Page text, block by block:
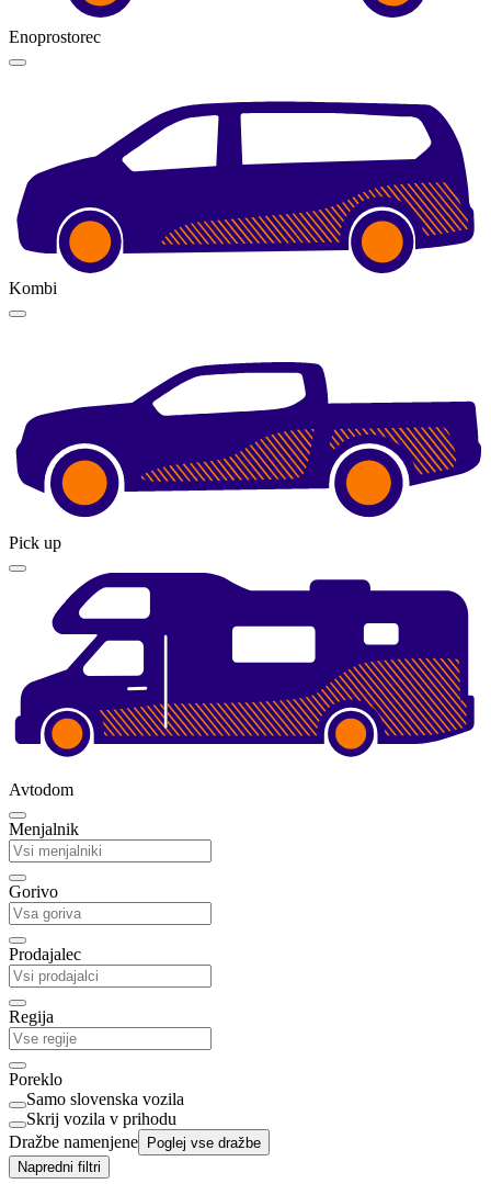
Enoprostorec
Kombi
Pick up
Avtodom
Menjalnik
Gorivo
Prodajalec
Regija
Poreklo
Samo slovenska vozila
Skrij vozila v prihodu
Dražbe namenjene Poglej vse dražbe
Napredni filtri